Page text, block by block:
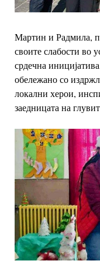
Мартин и Радмила,
своите слабости во
срдечна
обележано со
локални херои,
заедницата на